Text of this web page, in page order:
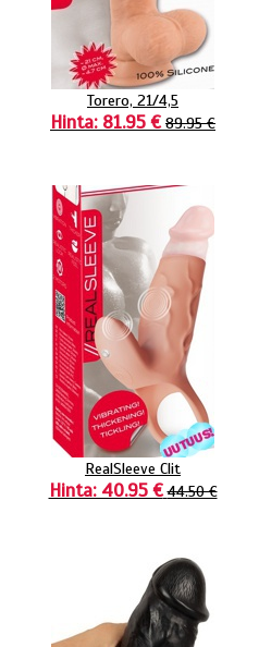
Torero, 21/4,5
Hinta: 81.95 € 89.95 €
RealSleeve Clit
Hinta: 40.95 € 44.50 €